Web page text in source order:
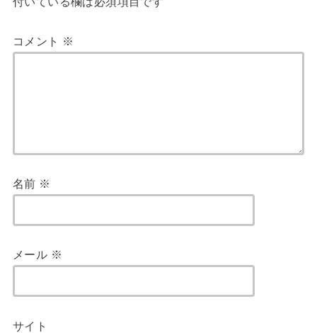
コメント ※
名前 ※
メール ※
サイト